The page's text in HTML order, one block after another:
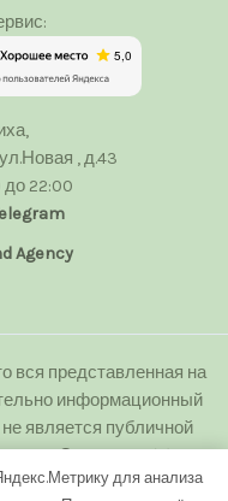
, д.43
22:00
Agency
вся представленная на
информационный
является публичной
Федерации.для анализа